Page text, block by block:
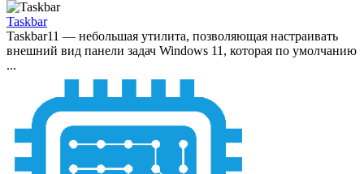
Taskbar
Taskbar11 — небольшая утилита, позволяющая настраивать
внешний вид панели задач Windows 11, которая по умолчанию
...